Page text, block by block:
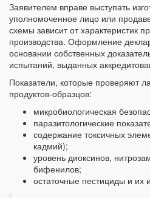
Заявителем вправе выступать
уполномоченное лицо или
схемы зависит от характеристик
производства. Оформление
основании собственных
испытаний, выданных
Показатели, которые проверяют
продуктов-образцов:
микробиологическая
паразитологические
содержание токсичных
кадмий);
уровень диоксинов,
бифенилов;
остаточные пестициды и